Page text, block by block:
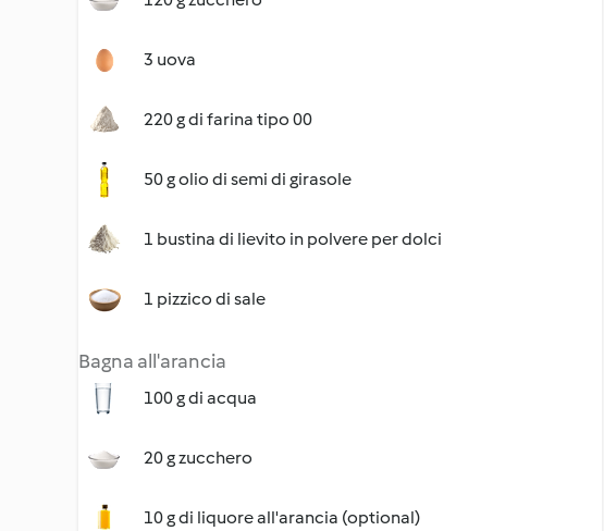
3 uova
220 g di farina tipo 00
50 g olio di semi di girasole
1 bustina di lievito in polvere per dolci
1 pizzico di sale
Bagna all'arancia
100 g di acqua
20 g zucchero
10 g di liquore all'arancia (optional)